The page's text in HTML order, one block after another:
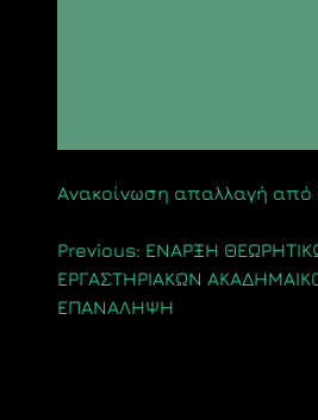
Ανακοίνωση απαλλαγή από
Πλοήγηση
άρθρων
Previous: ΕΝΑΡΞΗ
ΕΡΓΑΣΤΗΡΙΑΚΩΝ
ΕΠΑΝΑΛΗΨΗ